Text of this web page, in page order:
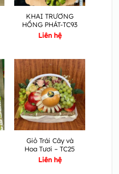
KHAI TRƯƠNG
HỒNG PHÁT-TC93
Liên hệ
Giỏ Trái Cây và
Hoa Tươi – TC25
Liên hệ